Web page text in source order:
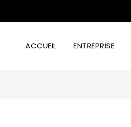
ACCUEIL ENTREPRISE